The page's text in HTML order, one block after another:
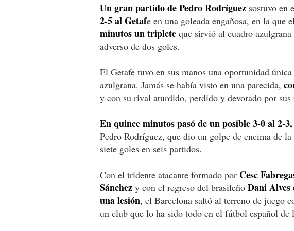
Un gran partido de Pedro Rodríguez sostuvo en
2-5 al Getafe en una goleada engañosa, en la que
minutos un triplete que sirvió al cuadro
adverso de dos goles.
El Getafe tuvo en sus manos una oportunidad
azulgrana. Jamás se había visto en una parecida,
y con su rival aturdido, perdido y devorado por sus
En quince minutos pasó de un posible 3-0 al 2-3,
Pedro Rodríguez, que dio un golpe de encima de
siete goles en seis partidos.
Con el tridente atacante formado por Cesc
Sánchez y con el regreso del brasileño Dani Alves
una lesión, el Barcelona saltó al terreno de juego
un club que lo ha sido todo en el fútbol español de